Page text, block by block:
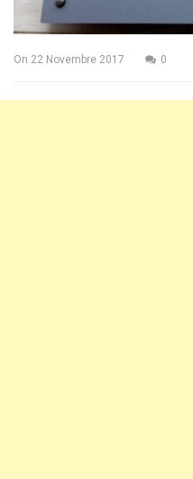
On 22 Novembre 2017 0